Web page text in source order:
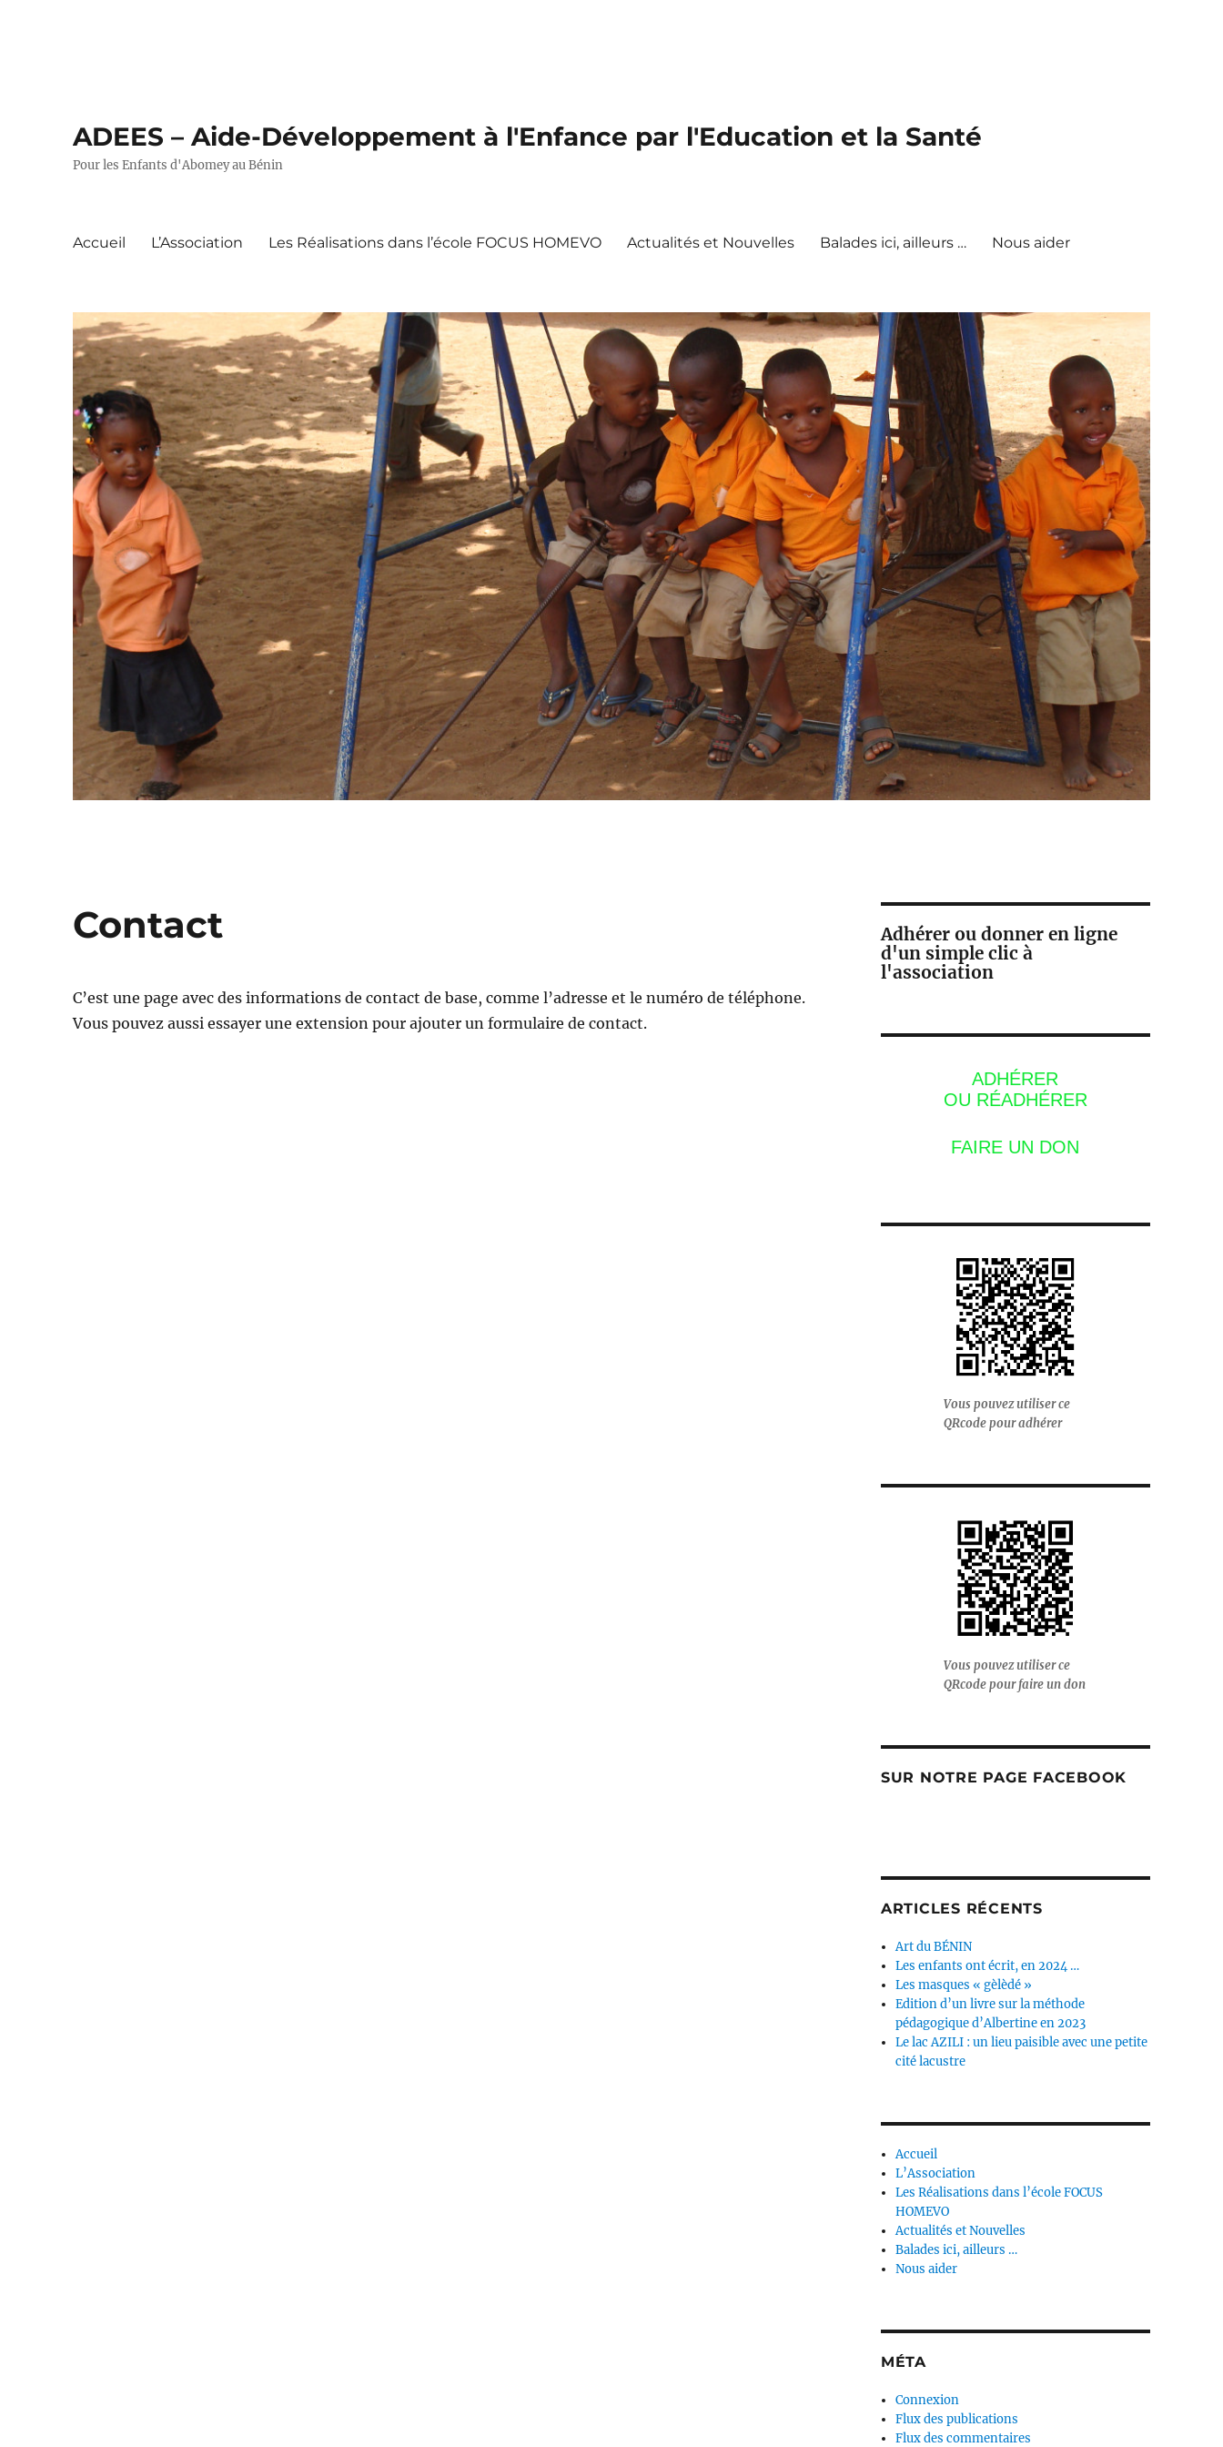
ADEES – Aide-Développement à l'Enfance par l'Education et la Santé
Pour les Enfants d'Abomey au Bénin
Accueil L’Association Les Réalisations dans l’école FOCUS HOMEVO Actualités et Nouvelles Balades ici, ailleurs … Nous aider
Contact
C’est une page avec des informations de contact de base, comme l’adresse et le numéro de téléphone.
Vous pouvez aussi essayer une extension pour ajouter un formulaire de contact.
Adhérer ou donner en ligne
d'un simple clic à
l'association
ADHÉRER
OU RÉADHÉRER
FAIRE UN DON
Vous pouvez utiliser ce
QRcode pour adhérer
Vous pouvez utiliser ce
QRcode pour faire un don
SUR NOTRE PAGE FACEBOOK
ARTICLES RÉCENTS
Art du BÉNIN
Les enfants ont écrit, en 2024 …
Les masques « gèlèdé »
Edition d’un livre sur la méthode
pédagogique d’Albertine en 2023
Le lac AZILI : un lieu paisible avec une petite
cité lacustre
Accueil
L’Association
Les Réalisations dans l’école FOCUS
HOMEVO
Actualités et Nouvelles
Balades ici, ailleurs …
Nous aider
MÉTA
Connexion
Flux des publications
Flux des commentaires